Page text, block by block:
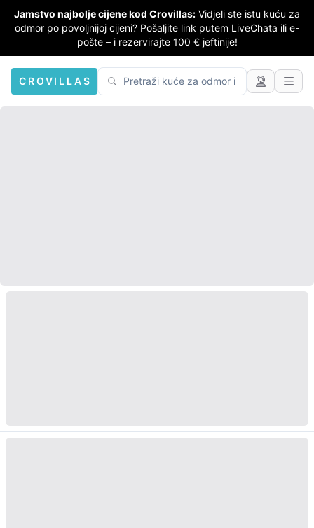
Jamstvo najbolje cijene kod Crovillas: Vidjeli ste istu kuću za
odmor po povoljnijoj cijeni? Pošaljite link putem LiveChata ili e-
pošte – i rezervirajte 100 € jeftinije!
CROVILLAS